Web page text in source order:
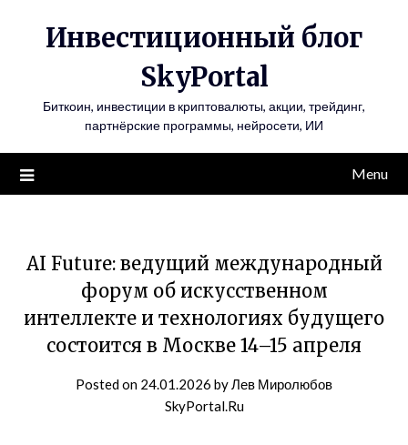
Инвестиционный блог
SkyPortal
Биткоин, инвестиции в криптовалюты, акции, трейдинг,
партнёрские программы, нейросети, ИИ
Menu
AI Future: ведущий международный
форум об искусственном
интеллекте и технологиях будущего
состоится в Москве 14–15 апреля
Posted on 24.01.2026 byЛев Миролюбов
SkyPortal.Ru